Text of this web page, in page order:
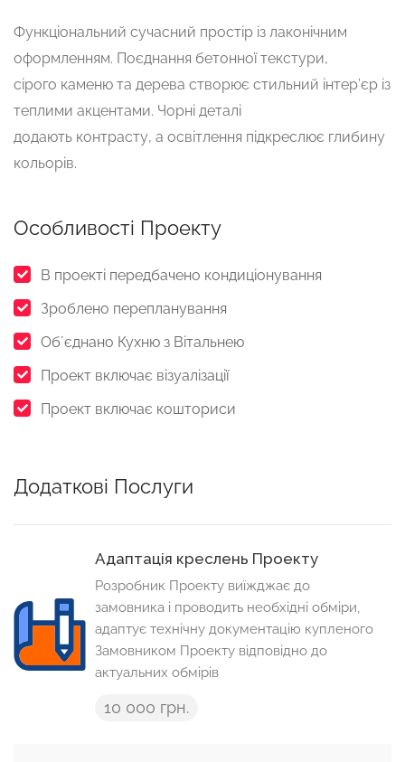
Функціональний сучасний простір із лаконічним
оформленням. Поєднання бетонної текстури,
сірого каменю та дерева створює стильний інтер’єр із
теплими акцентами. Чорні деталі
додають контрасту, а освітлення підкреслює глибину
кольорів.
Особливості Проекту
В проекті передбачено кондиціонування
Зроблено перепланування
Обʼєднано Кухню з Вітальнею
Проект включає візуалізації
Проект включає кошториси
Додаткові Послуги
Адаптація креслень Проекту
Розробник Проекту виїжджає до
замовника і проводить необхідні обміри,
адаптує технічну документацію купленого
Замовником Проекту відповідно до
актуальних обмірів
10 000 грн.